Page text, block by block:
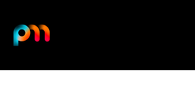
content